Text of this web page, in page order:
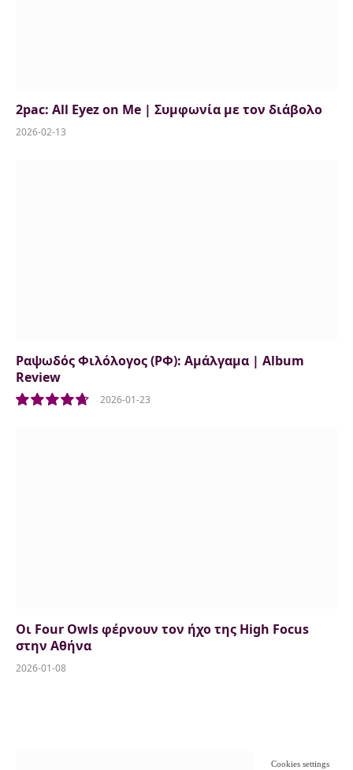
2pac: All Eyez on Me | Συμφωνία με τον διάβολο
2026-02-13
Ραψωδός Φιλόλογος (ΡΦ): Αμάλγαμα | Album
Review
2026-01-23
Οι Four Owls φέρνουν τον ήχο της High Focus
στην Αθήνα
2026-01-08
Cookies settings